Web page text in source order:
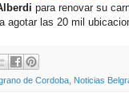
para renovar su
agotar las 20 mil
de Cordoba Noticias